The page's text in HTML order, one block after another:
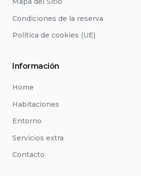
Condiciones de la reserva
Política de cookies (UE)
Información
Home
Habitaciones
Entorno
Servicios extra
Contacto